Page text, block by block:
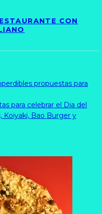
CON
propuestas para
para celebrar el Dia del
Koiyaki, Bao Burger y